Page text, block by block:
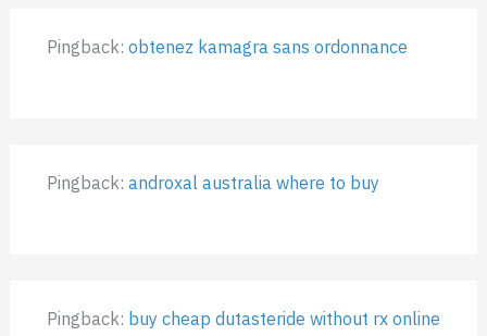
Pingback:obtenez kamagra sans ordonnance
Pingback:androxal australia where to buy
Pingback: buy cheap dutasteride without rx online